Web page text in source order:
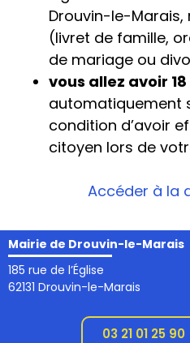
Drouvin-le-Marais,
(livret de famille,
de mariage ou
vous allez avoir
automatiquement
condition d’avoir
citoyen lors de
Accéder à la
Mairie de Drouvin-le-Marais
185 rue de l’Église
62131 Drouvin-le-Marais
03 21 01 25 90